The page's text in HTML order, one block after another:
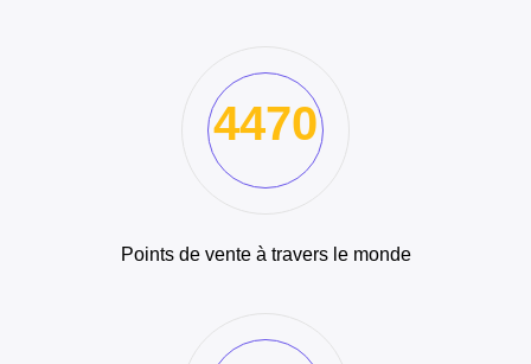
4470
Points de vente à travers le monde